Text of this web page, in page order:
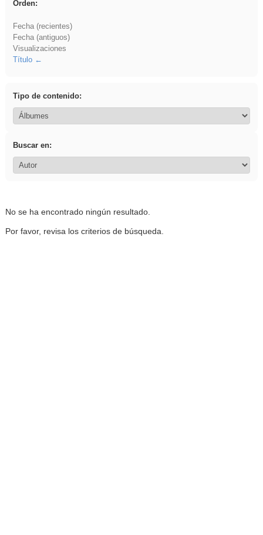
Orden:
Fecha (recientes)
Fecha (antiguos)
Visualizaciones
Título
Tipo de contenido:
Buscar en:
No se ha encontrado ningún resultado.
Por favor, revisa los criterios de búsqueda.